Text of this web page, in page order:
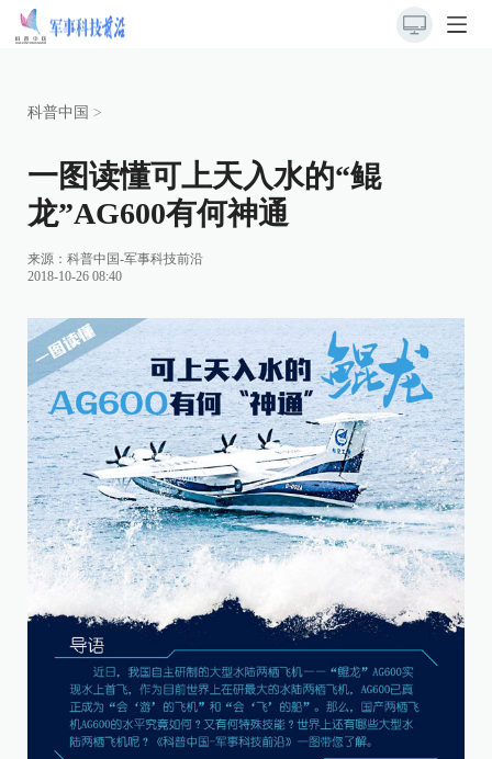
科普中国 >
一图读懂可上天入水的“鲲
龙”AG600有何神通
来源： 科普中国-军事科技前沿
2018-10-26 08:40